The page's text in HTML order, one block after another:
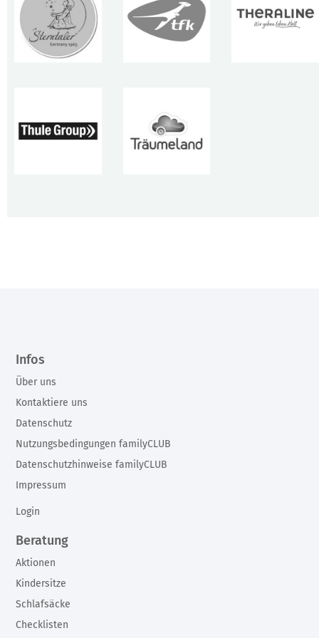
Beratung
Aktionen
Kindersitze
Schlafsäcke
Checklisten
Infos
Über uns
Kontaktiere uns
Datenschutz
Nutzungsbedingungen familyCLUB
Datenschutzhinweise familyCLUB
Impressum
Login